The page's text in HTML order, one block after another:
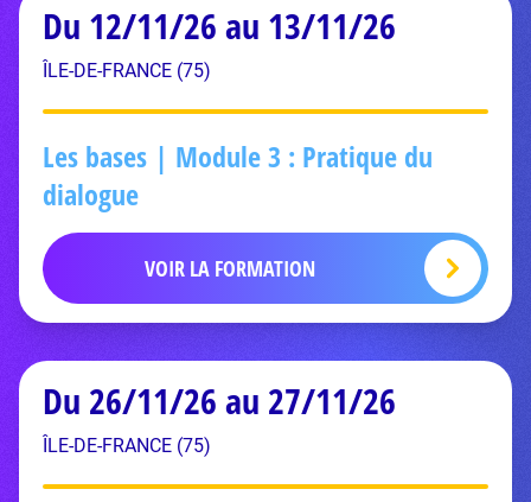
Du 12/11/26 au 13/11/26
ÎLE-DE-FRANCE (75)
Les bases | Module 3 : Pratique du
dialogue
VOIR LA FORMATION
Du 26/11/26 au 27/11/26
ÎLE-DE-FRANCE (75)